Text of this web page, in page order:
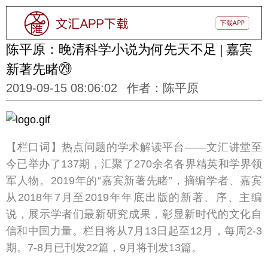
陈平原：晚清科学小说为何先天不足 | 嘉宾
新著先睹㉙
2019-09-15 08:06:02 作者：陈平原
【栏口词】热点问题的学术解读平台——文汇讲堂至
今已举办了137期，汇聚了270余名各界精英和学界领
军人物。2019年的“嘉宾新著先睹”，摘编学者、嘉宾
从2018年7月至2019年年底出版的新著、序、主编
说，展示学者们最新研究成果，彰显新时代的文化自
信和中国力量。栏目将从7月13日起至12月，每周2-3
期。7-8月已刊发22篇，9月将刊发13篇。